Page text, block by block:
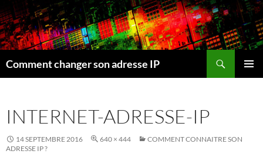
Comment changer son adresse IP
INTERNET-ADRESSE-IP
14 SEPTEMBRE 2016 640 × 444
COMMENT CONNAITRE SON
ADRESSE IP ?